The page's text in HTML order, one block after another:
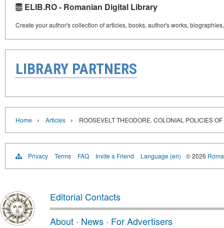
ELIB.RO - Romanian Digital Library
Create your author's collection of articles, books, author's works,
LIBRARY PARTNERS
Home › Articles › ROOSEVELT THEODORE. COLONIAL POLICIES
Privacy Terms FAQ Invite a Friend Language (en) © 2026
Editorial Contacts
About · News · For Advertisers